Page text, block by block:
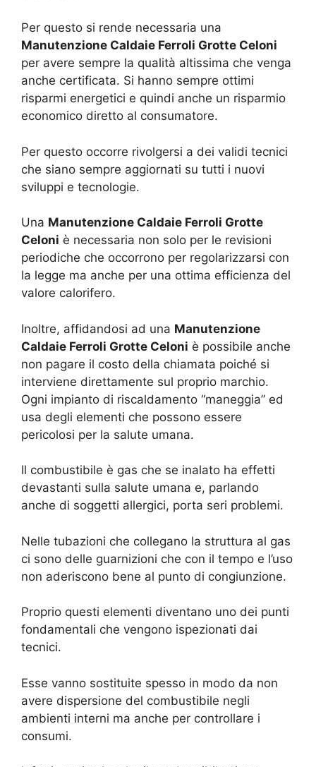
Per questo si rende necessaria una
Manutenzione Caldaie Ferroli Grotte Celoni
per avere sempre la qualità altissima che venga
anche certificata. Si hanno sempre ottimi
risparmi energetici e quindi anche un risparmio
economico diretto al consumatore.
Per questo occorre rivolgersi a dei validi tecnici
che siano sempre aggiornati su tutti i nuovi
sviluppi e tecnologie.
Una Manutenzione Caldaie Ferroli Grotte
Celoni è necessaria non solo per le revisioni
periodiche che occorrono per regolarizzarsi con
la legge ma anche per una ottima efficienza del
valore calorifero.
Inoltre, affidandosi ad una Manutenzione
Caldaie Ferroli Grotte Celoni è possibile anche
non pagare il costo della chiamata poiché si
interviene direttamente sul proprio marchio.
Ogni impianto di riscaldamento “maneggia” ed
usa degli elementi che possono essere
pericolosi per la salute umana.
Il combustibile è gas che se inalato ha effetti
devastanti sulla salute umana e, parlando
anche di soggetti allergici, porta seri problemi.
Nelle tubazioni che collegano la struttura al gas
ci sono delle guarnizioni che con il tempo e l’uso
non aderiscono bene al punto di congiunzione.
Proprio questi elementi diventano uno dei punti
fondamentali che vengono ispezionati dai
tecnici.
Esse vanno sostituite spesso in modo da non
avere dispersione del combustibile negli
ambienti interni ma anche per controllare i
consumi.